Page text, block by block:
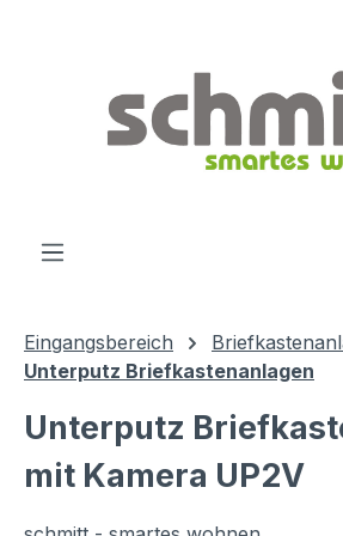
Eingangsbereich
Unterputz Briefkastenanlagen
Unterputz
mit Kamera UP2V